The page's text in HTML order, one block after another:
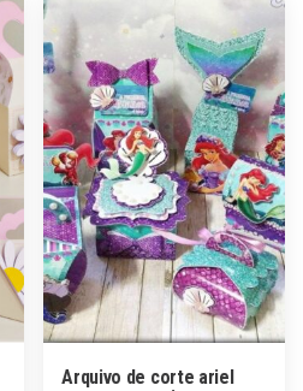
Arquivo de corte ariel